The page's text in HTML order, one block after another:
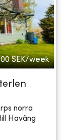
SEK/week
norra
Haväng